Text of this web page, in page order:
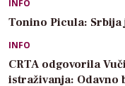
INFO
Tonino Picula:
INFO
CRTA odgovorila
istraživanja: